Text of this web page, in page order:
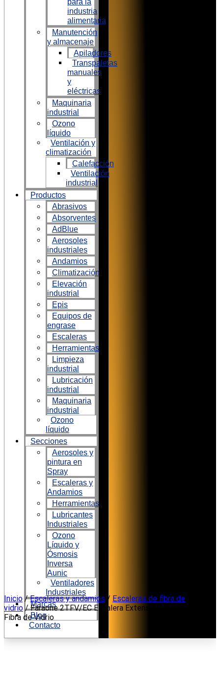
para la
industria
alimentaria
Manutención
y almacenaje
Apiladores
Transpaletas
manuales
y
eléctricas
Maquinaria
industrial
Ozono
líquido
Ventilación y
climatización
Calefacción
Ventilación
industrial
Productos
Abrasivos
Absorventes
AdBlue
Aerosoles
industriales
Andamios
Climatización
Elevación
industrial
Epis
Equipos de
engrase
Escaleras
Herramientas
Limpieza
industrial
Lubricación
industrial
Maquinaria
industrial
Ozono
líquido
Secciones
Aerosoles y
pintura en
Spray
Escaleras y
Andamios
Herramientas
Lubricantes
Industriales
Ozono
Líquido y
Ósmosis
Inversa
Aunic
Ventiladores
Industriales
Marcas
Blog
Contacto
Ir
al
contenido
Inicio /Escaleras y andamios / Escaleras de fibra de
vidrio / Faraone 2TFV/EC Escalera Extensible con Cuerda de
Fibra de Vidrio